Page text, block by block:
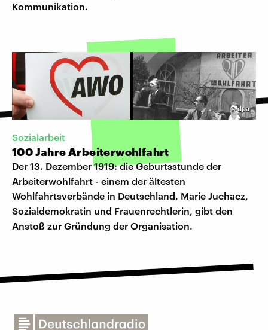
Kommunikation.
©dpa
Sozialarbeit
100 Jahre Arbeiterwohlfahrt
Der 13. Dezember 1919: die Geburtsstunde der
Arbeiterwohlfahrt - einem der ältesten
Wohlfahrtsverbände in Deutschland. Marie Juchacz,
Sozialdemokratin und Frauenrechtlerin, gibt den
Anstoß zur Gründung der Organisation.